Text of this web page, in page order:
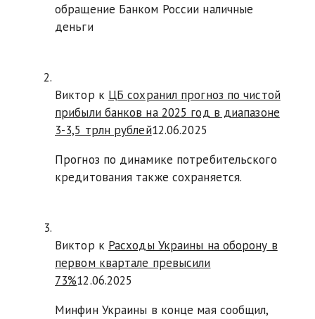
обращение Банком России наличные
деньги
Виктор к ЦБ сохранил прогноз по чистой
прибыли банков на 2025 год в диапазоне
3-3,5 трлн рублей12.06.2025
Прогноз по динамике потребительского
кредитования также сохраняется.
Виктор к Расходы Украины на оборону в
первом квартале превысили
73%12.06.2025
Минфин Украины в конце мая сообщил,